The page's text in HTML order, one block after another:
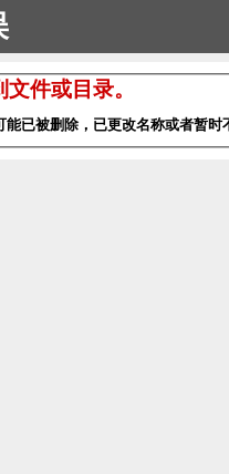
件或目录。
已被删除，已更改名称或者暂时